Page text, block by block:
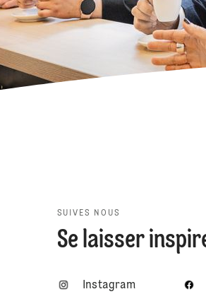
SUIVES NOUS
Se laisser
Instagram